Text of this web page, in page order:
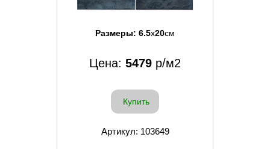
Размеры: 6.5x20см
Цена: 5479 р/м2
Купить
Артикул: 103649